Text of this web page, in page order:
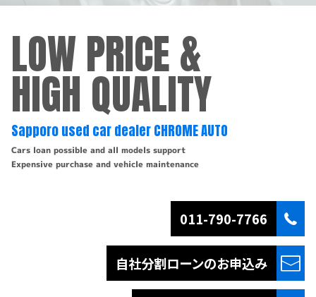
LOW PRICE &
HIGH QUALITY
Sapporo used car dealer CHROME AUTO
Cars loan possible and all models support
Expensive purchase and vehicle maintenance
011-790-7766
自社分割ローンのお申込み